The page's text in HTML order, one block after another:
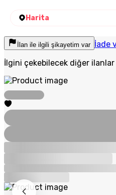
Harita
İlan ile ilgili şikayetim var İade
İlgini çekebilecek diğer ilanlar